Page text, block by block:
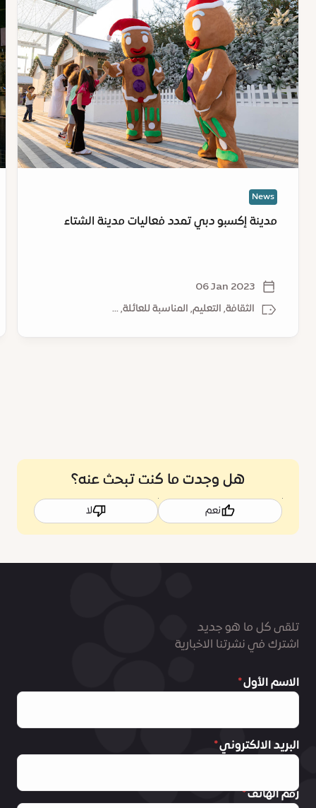
:
مدينة
إكسبو
دبي
تمدد
فعاليات
الشتاء
News
مدينة إكسبو دبي تمدد فعاليات مدينة الشتاء
06 Jan 2023
الثقافة, التعليم, المناسبة للعائلة, ...
هل وجدت ما كنت تبحث عنه؟
نعم لا
تلقى كل ما هو جديد
اشترك في نشرتنا الاخبارية
الاسم الأول
البريد الالكتروني
رقم الهاتف